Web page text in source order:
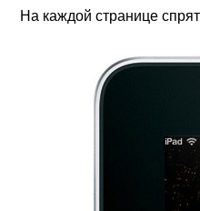
На каждой странице